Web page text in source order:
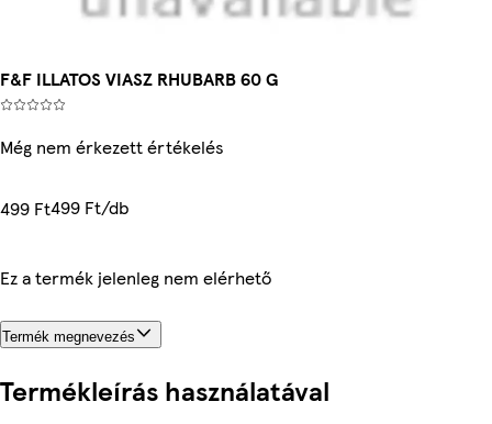
F&F ILLATOS VIASZ RHUBARB 60 G
Még nem érkezett értékelés
499 Ft499 Ft/db
Ez a termék jelenleg nem elérhető
Termék megnevezés
Termékleírás használatával